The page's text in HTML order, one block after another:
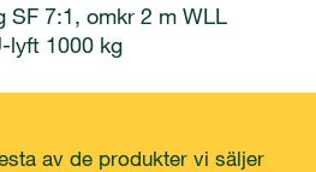
SF 7:1, omkr 2 m WLL
lyft 1000 kg
av de produkter vi säljer